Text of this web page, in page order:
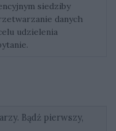
siedziby
danych
udzielenia
Bądź pierwszy,